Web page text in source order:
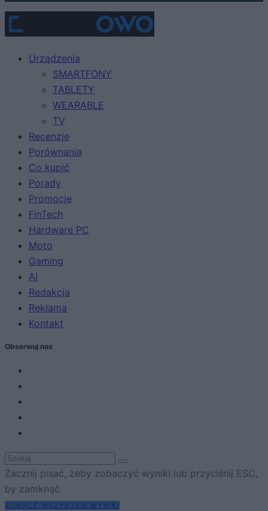
Urządzenia
SMARTFONY
TABLETY
WEARABLE
TV
Recenzje
Porównania
Co kupić
Porady
Promocje
FinTech
Hardware PC
Moto
Gaming
AI
Redakcja
Reklama
Kontakt
Obserwuj nas
Zacznij pisać, żeby zobaczyć wyniki lub przyciśnij ESC,
by zamknąć
ZOBACZ WSZYSTKIE WYNIKI